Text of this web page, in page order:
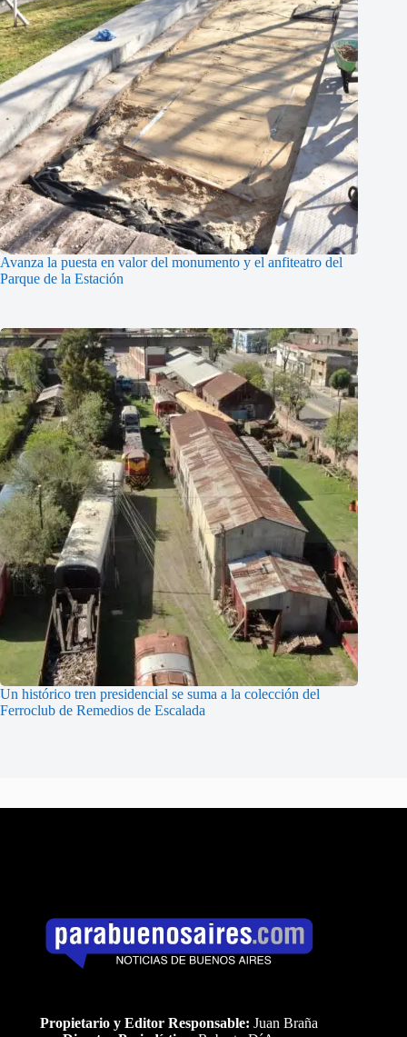
Avanza la puesta en valor del monumento y el anfiteatro del
Parque de la Estación
Un histórico tren presidencial se suma a la colección del
Ferroclub de Remedios de Escalada
Propietario y Editor Responsable: Juan Braña